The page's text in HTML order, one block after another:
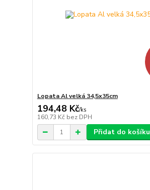
Lopata Al velká 34,5x35cm
194,48 Kč/ks
160,73 Kč bez DPH
Přidat do košíku